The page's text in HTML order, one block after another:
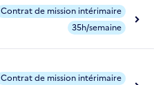
Contrat de mission intérimaire
35h/semaine
Contrat de mission intérimaire